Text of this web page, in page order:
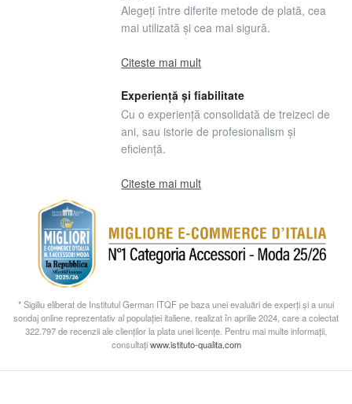
Alegeți între diferite metode de plată, cea
mai utilizată și cea mai sigură.
Citeste mai mult
Experiență și fiabilitate
Cu o experiență consolidată de treizeci de
ani, sau istorie de profesionalism și
eficiență.
Citeste mai mult
* Sigiliu eliberat de Institutul German ITQF pe baza unei evaluări de experți și a unui
sondaj online reprezentativ al populației italiene, realizat în aprilie 2024, care a colectat
322.797 de recenzii ale clienților la plata unei licențe. Pentru mai multe informații,
consultațiwww.istituto-qualita.com